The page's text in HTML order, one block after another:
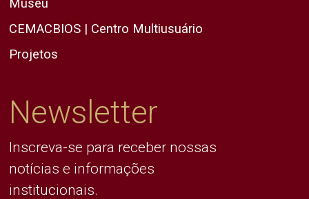
Museu
CEMACBIOS | Centro Multiusuário
Projetos
Newsletter
Inscreva-se para receber nossas
notícias e informações
institucionais.